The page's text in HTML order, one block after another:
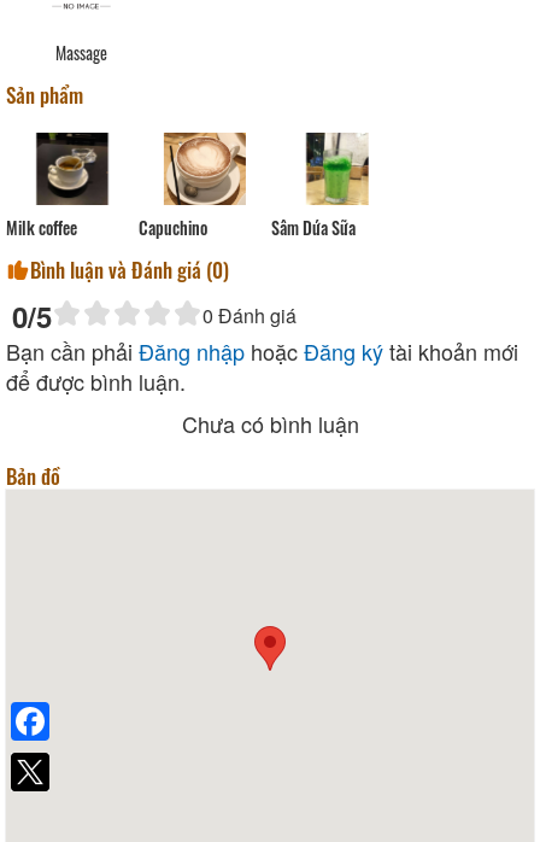
Massage
Sản phẩm
Milk coffee Capuchino Sâm Dứa Sữa
Bình luận và Đánh giá (0)
0/5 0 Đánh giá
Bạn cần phải Đăng nhập hoặcĐăng kýtài khoản mới
để được bình luận.
Chưa có bình luận
Bản đồ
Facebook